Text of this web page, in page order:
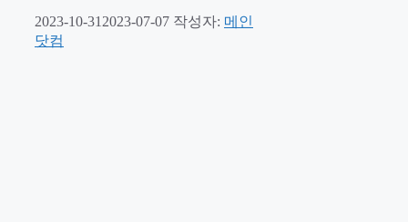
2023-10-31 2023-07-07 작성자: 메인
닷컴